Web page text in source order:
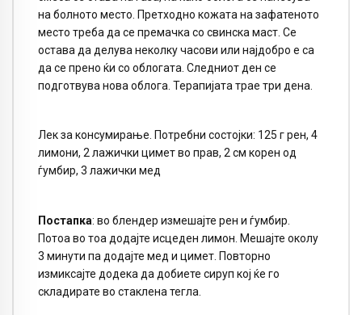
на болното место. Претходно кожата на зафатеното
место треба да се премачка со свинска маст. Се
остава да делува неколку часови или најдобро е са
да се прено ќи со облогата. Следниот ден се
подготвува нова облога. Терапијата трае три дена.
Лек за консумирање. Потребни состојки: 125 г рен, 4
лимони, 2 лажички цимет во прав, 2 см корен од
ѓумбир, 3 лажички мед
Постапка: во блендер измешајте рен и ѓумбир.
Потоа во тоа додајте исцеден лимон. Мешајте околу
3 минути па додајте мед и цимет. Повторно
измиксајте додека да добиете сируп кој ќе го
складирате во стаклена тегла.